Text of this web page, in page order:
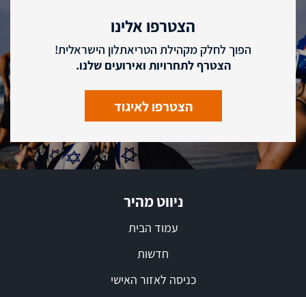
הצטרפו אלינו
הפוך לחלק מקהילת הטריאתלון הישראלית!
הצטרף לתחרויות ואירועים שלנו.
הצטרפו לאיגוד
ניווט מהיר
עמוד הבית
חדשות
כניסה לאזור האישי